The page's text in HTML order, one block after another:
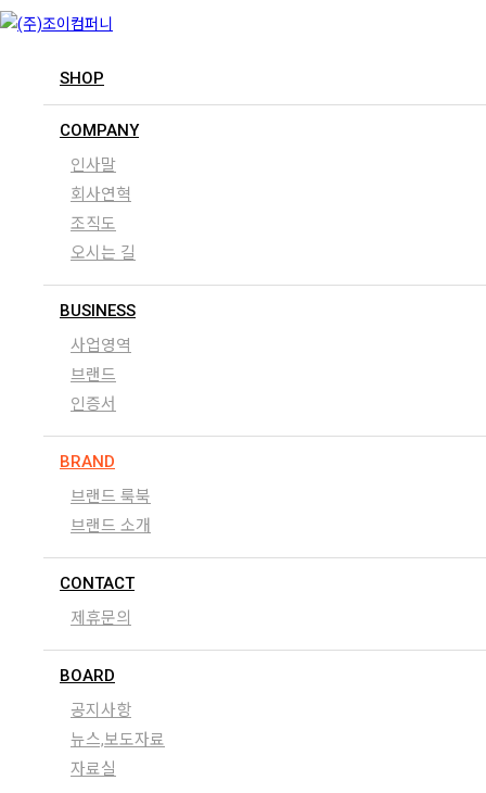
SHOP
COMPANY
인사말
회사연혁
조직도
오시는 길
BUSINESS
사업영역
브랜드
인증서
BRAND
브랜드 룩북
브랜드 소개
CONTACT
제휴문의
BOARD
공지사항
뉴스,보도자료
자료실